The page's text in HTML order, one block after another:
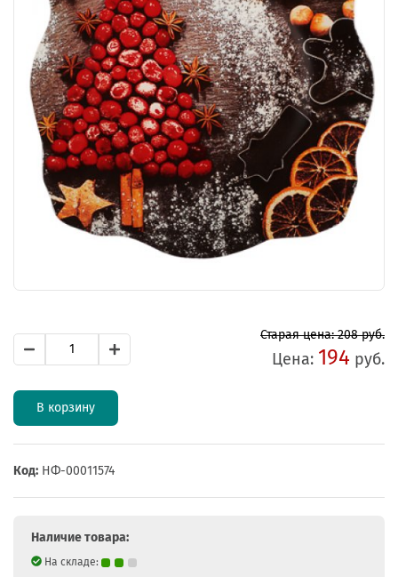
Старая цена: 208 руб.
Цена: 194 руб.
В корзину
Код: НФ-00011574
Наличие товара:
На складе: